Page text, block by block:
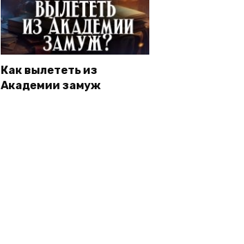
Как вылететь из
Академии замуж